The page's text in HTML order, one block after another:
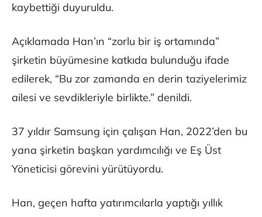
kaybettiği duyuruldu.
Açıklamada Han’ın “zorlu bir iş ortamında”
şirketin büyümesine katkıda bulunduğu ifade
edilerek, “Bu zor zamanda en derin taziyelerimiz
ailesi ve sevdikleriyle birlikte.” denildi.
37 yıldır Samsung için çalışan Han, 2022’den bu
yana şirketin başkan yardımcılığı ve Eş Üst
Yöneticisi görevini yürütüyordu.
Han, geçen hafta yatırımcılarla yaptığı yıllık